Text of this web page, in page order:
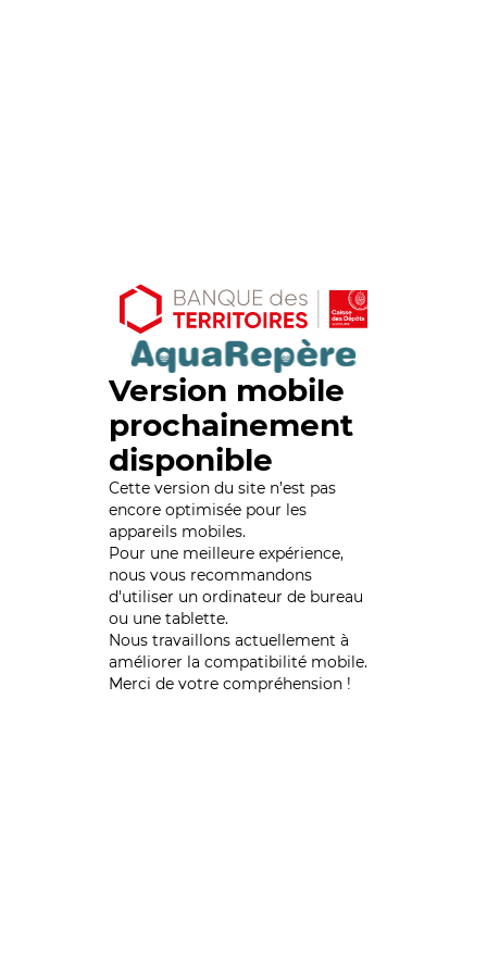
Version mobile
prochainement
disponible
Cette version du site n’est pas
encore optimisée pour les
appareils mobiles.
Pour une meilleure expérience,
nous vous recommandons
d'utiliser un ordinateur de bureau
ou une tablette.
Nous travaillons actuellement à
améliorer la compatibilité mobile.
Merci de votre compréhension !